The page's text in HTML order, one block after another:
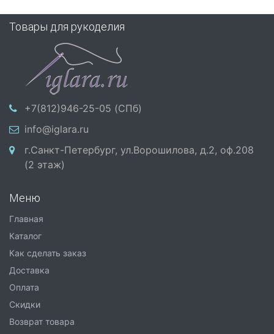
Товары для рукоделия
+7(812)946-25-05 (СПб)
info@iglara.ru
г.Санкт-Петербург, ул.Ворошилова, д.2, оф.208
(2 этаж)
Меню
Главная
Каталог
Как сделать заказ
Доставка
Оплата
Скидки
Возврат товара